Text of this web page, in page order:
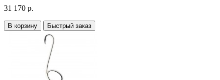
31 170 р.
В корзину Быстрый заказ